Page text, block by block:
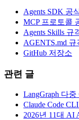
Agents SDK 공
MCP 프로토콜
Agents Skills 규
AGENTS.md 규
GitHub 저장소
관련 글
LangGraph 다
Claude Code
2026년 11대 AI